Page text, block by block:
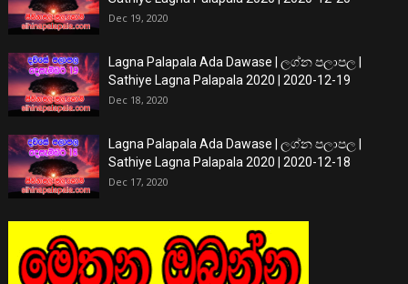
Dec 19, 2020
Lagna Palapala Ada Dawase | ලග්න පලාපල |
Sathiye Lagna Palapala 2020 | 2020-12-19
Dec 18, 2020
Lagna Palapala Ada Dawase | ලග්න පලාපල |
Sathiye Lagna Palapala 2020 | 2020-12-18
Dec 17, 2020